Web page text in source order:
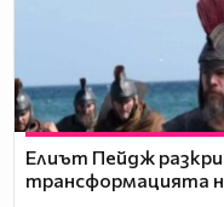
Елиът Пейдж
трансформацията